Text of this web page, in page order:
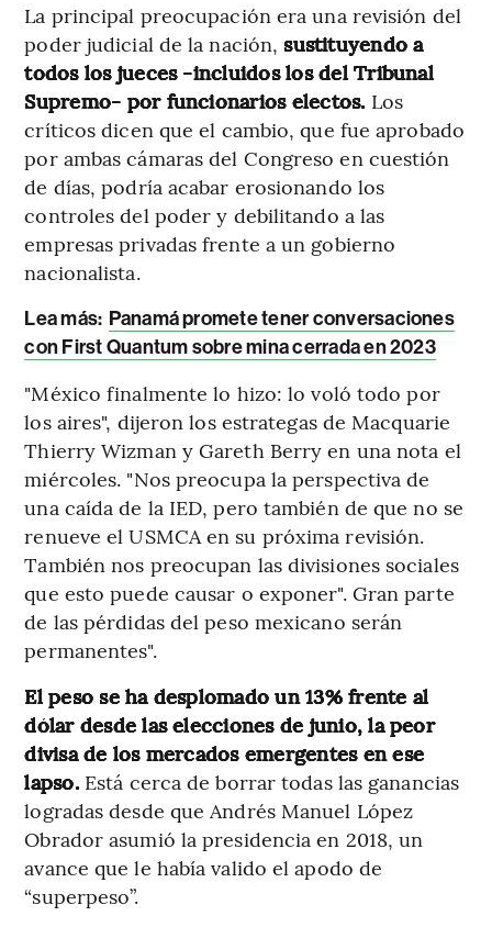
La principal preocupación era una revisión del
poder judicial de la nación,sustituyendo a
todos los jueces -incluidos los del Tribunal
Supremo- por funcionarios electos. Los
críticos dicen que el cambio, que fue aprobado
por ambas cámaras del Congreso en cuestión
de días, podría acabar erosionando los
controles del poder y debilitando a las
empresas privadas frente a un gobierno
nacionalista.
Lea más: Panamá promete tener conversaciones
con First Quantum sobre mina cerrada en 2023
"México finalmente lo hizo: lo voló todo por
los aires", dijeron los estrategas de Macquarie
Thierry Wizman y Gareth Berry en una nota el
miércoles. "Nos preocupa la perspectiva de
una caída de la IED, pero también de que no se
renueve el USMCA en su próxima revisión.
También nos preocupan las divisiones sociales
que esto puede causar o exponer". Gran parte
de las pérdidas del peso mexicano serán
permanentes".
El peso se ha desplomado un 13% frente al
dólar desde las elecciones de junio, la peor
divisa de los mercados emergentes en ese
lapso. Está cerca de borrar todas las ganancias
logradas desde que Andrés Manuel López
Obrador asumió la presidencia en 2018, un
avance que le había valido el apodo de
“superpeso”.